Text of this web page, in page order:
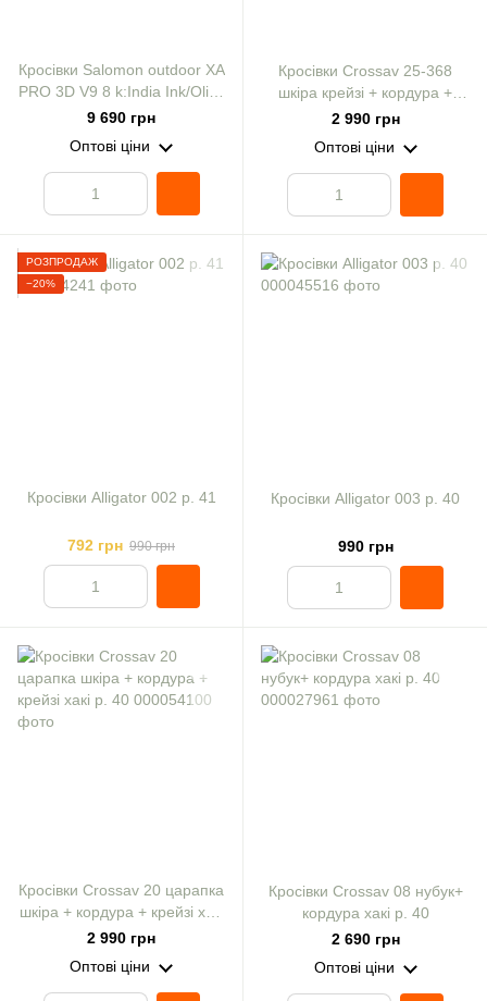
Кросівки Salomon outdoor XA
PRO 3D V9 8 k:India Ink/Olive
Night/Aloe Wash
9 690 грн
Оптові ціни
Кросівки Crossav 25-368
шкіра крейзі + кордура +
царапка хакі р. 39
2 990 грн
Оптові ціни
РОЗПРОДАЖ
−20%
Кросівки Alligator 002 р. 41
792 грн 990 грн
Кросівки Alligator 003 р. 40
990 грн
Кросівки Crossav 20 царапка
шкіра + кордура + крейзі хакі
р. 40
2 990 грн
Оптові ціни
Кросівки Crossav 08 нубук+
кордура хакі р. 40
2 690 грн
Оптові ціни